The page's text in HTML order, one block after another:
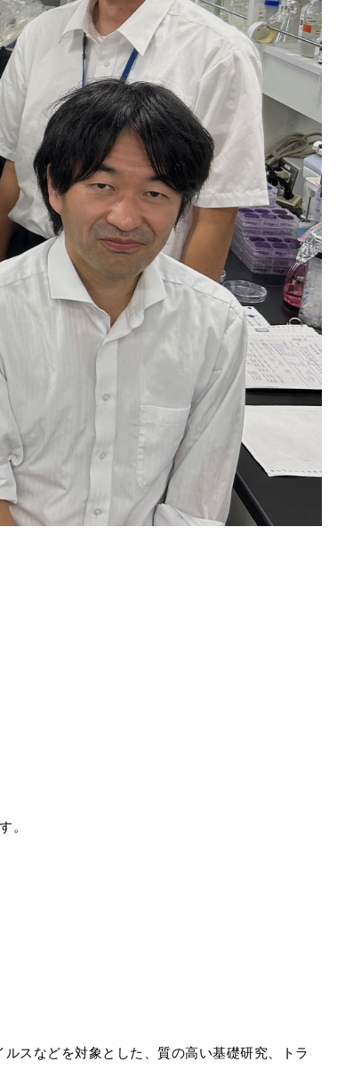
。
スなどを対象とした、質の高い基礎研究、トラ